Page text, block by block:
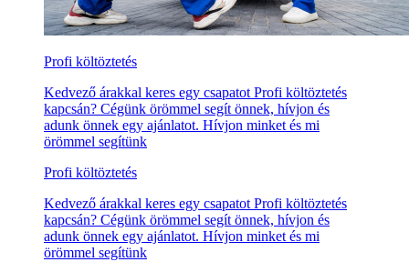
Profi költöztetés
Kedvező árakkal keres egy csapatot Profi költöztetés
kapcsán? Cégünk örömmel segít önnek, hívjon és
adunk önnek egy ajánlatot. Hívjon minket és mi
örömmel segítünk
Profi költöztetés
Kedvező árakkal keres egy csapatot Profi költöztetés
kapcsán? Cégünk örömmel segít önnek, hívjon és
adunk önnek egy ajánlatot. Hívjon minket és mi
örömmel segítünk